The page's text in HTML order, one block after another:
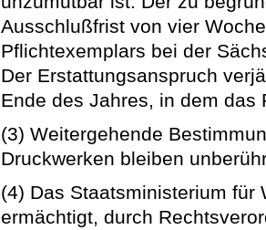
Ausschlußfrist von vier
Pflichtexemplars bei der
Der Erstattungsanspruch
Ende des Jahres, in dem
(3) Weitergehende
Druckwerken bleiben
(4) Das Staatsministerium für
ermächtigt, durch